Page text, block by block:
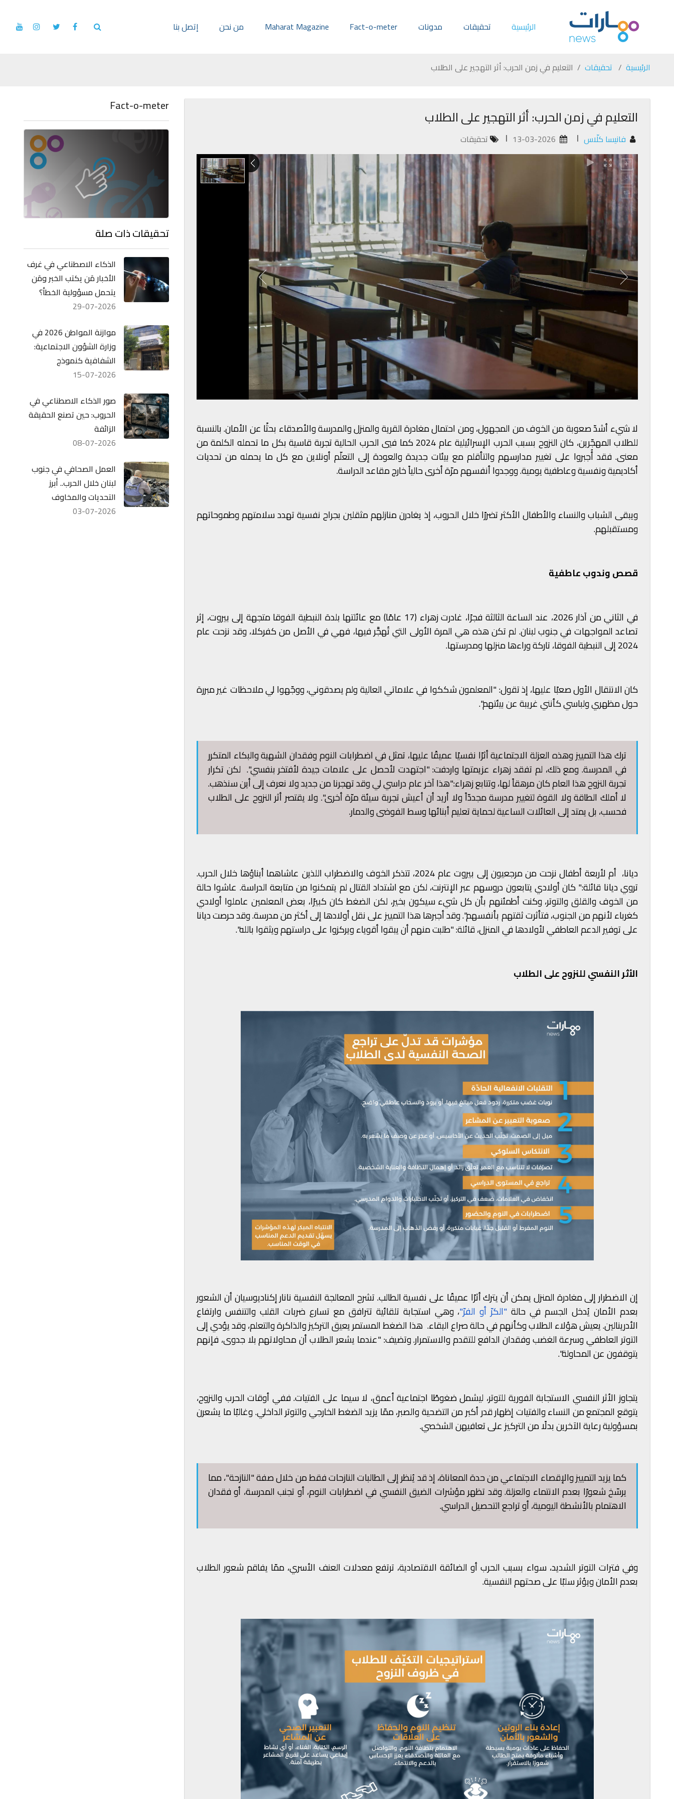
الرئيسية تحقيقات مدونات Fact-o-meter
Maharat Magazine من نحن إتصل بنا
الرئيسية تحقيقات التعليم في زمن الحرب: أثر التهجير على الطلاب
التعليم في زمن الحرب: أثر التهجير على الطلاب
فانيسا كلّاس تحقيقات
لا شيء أشدّ صعوبة من الخوف من المجهول، ومن احتمال مغادرة القرية والمنزل والمدرسة والأصدقاء بحثًا عن الأمان. بالنسبة
للطلاب المهجّرين، كان النزوح بسبب الحرب الإسرائيلية عام 2024 كما فيي الحرب الحالية تجربة قاسية بكل ما تحمله الكلمة من
معنى. فقد أُجبروا على تغيير مدارسهم والتأقلم مع بيئات جديدة والعودة إلى التعلّم أونلاين مع كل ما يحمله من تحديات
أكاديمية ونفسية وعاطفية يومية. ووجدوا أنفسهم مرّة أخرى حالياً خارج مقاعد الدراسة.
ويبقى الشباب والنساء والأطفال الأكثر تضررًا خلال الحروب، إذ يغادرن منازلهم مثقلين بجراح نفسية تهدد سلامتهم وطموحاتهم
ومستقبلهم.
قصص وندوب عاطفية
في الثاني من آذار 2026، عند الساعة الثالثة فجرًا، غادرت زهراء (17 عامًا) مع عائلتها بلدة النبطية الفوقا متجهة إلى بيروت، إثر
تصاعد المواجهات في جنوب لبنان. لم تكن هذه هي المرة الأولى التي تُهجَّر فيها، فهي في الأصل من كفركلا، وقد نزحت عام
2024 إلى النبطية الفوقا، تاركة وراءها منزلها ومدرستها.
كان الانتقال الأول صعبًا عليها، إذ تقول: "المعلمون شككوا في علاماتي العالية ولم يصدقوني، ووجّهوا لي ملاحظات غير مبررة
حول مظهري ولباسي كأنني غريبة عن بيئتهم".
ترك هذا التمييز وهذه العزلة الاجتماعية أثرًا نفسيًا عميقًا عليها، تمثل في اضطرابات النوم وفقدان الشهية والبكاء المتكرر
في المدرسة. ومع ذلك، لم تفقد زهراء عزيمتها واردفت: "اجتهدت لأحصل على علامات جيدة لأفتخر بنفسي". لكن تكرار
تجربة النزوح هذا العام كان مرهقاً لها، وتتابع زهراء:"هذا آخر عام دراسي لي وقد تهجرنا من جديد ولا نعرف إلى أين سنذهب.
لا أملك الطاقة ولا القوة لتغيير مدرسة مجددّاً ولا أريد أن أعيش تجربة سيئة مرّة أخرى". ولا يقتصر أثر النزوح على الطلاب
فحسب، بل يمتد إلى العائلات الساعية لحماية تعليم أبنائها وسط الفوضى والدمار.
ديانا، أم لأربعة أطفال نزحت من مرجعيون إلى بيروت عام 2024، تتذكر الخوف والاضطراب اللذين عاشاهما أبناؤها خلال الحرب.
تروي ديانا قائلة:" كان أولادي يتابعون دروسهم عبر الإنترنت، لكن مع اشتداد القتال لم يتمكنوا من متابعة الدراسة. عاشوا حالة
من الخوف والقلق والتوتر، وكنت أطمئنهم بأن كل شيء سيكون بخير، لكن الضغط كان كبيرًا، بعض المعلمين عاملوا أولادي
كغرباء لأنهم من الجنوب، فتأثرت ثقتهم بأنفسهم". وقد أجبرها هذا التمييز على نقل أولادها إلى أكثر من مدرسة. وقد حرصت ديانا
على توفير الدعم العاطفي لأولادها في المنزل، قائلة: "طلبت منهم أن يبقوا أقوياء ويركزوا على دراستهم ويثقوا بالله".
الأثر النفسي للنزوح على الطلاب
إن الاضطرار إلى مغادرة المنزل يمكن أن يترك أثرًا عميقًا على نفسية الطالب. تشرح المعالجة النفسية نانار إكناديوسيان أن الشعور
بعدم الأمان يُدخل الجسم في حالة "الكرّ أو الفرّ"، وهي استجابة تلقائية تترافق مع تسارع ضربات القلب والتنفس وارتفاع
الأدرينالين. يعيش هؤلاء الطلاب وكأنهم في حالة صراع البقاء. هذا الضغط المستمر يعيق التركيز والذاكرة والتعلم، وقد يؤدي إلى
التوتر العاطفي وسرعة الغضب وفقدان الدافع للتقدم والاستمرار. وتضيف: "عندما يشعر الطلاب أن محاولاتهم بلا جدوى، فإنهم
يتوقفون عن المحاولة".
يتجاوز الأثر النفسي الاستجابة الفورية للتوتر، ليشمل ضغوطًا اجتماعية أعمق، لا سيما على الفتيات. ففي أوقات الحرب والنزوح،
يتوقع المجتمع من النساء والفتيات إظهار قدر أكبر من التضحية والصبر، ممّا يزيد الضغط الخارجي والتوتر الداخلي. وغالبًا ما يشعرن
بمسؤولية رعاية الآخرين بدلًا من التركيز على تعافيهن الشخصي.
كما يزيد التمييز والإقصاء الاجتماعي من حدة المعاناة، إذ قد يُنظر إلى الطالبات النازحات فقط من خلال صفة "النازحة"، مما
يرسّخ شعورًا بعدم الانتماء والعزلة. وقد تظهر مؤشرات الضيق النفسي في اضطرابات النوم، أو تجنب المدرسة، أو فقدان
الاهتمام بالأنشطة اليومية، أو تراجع التحصيل الدراسي.
وفي فترات التوتر الشديد، سواء بسبب الحرب أو الضائقة الاقتصادية، ترتفع معدلات العنف الأسري، ممّا يفاقم شعور الطلاب
بعدم الأمان ويؤثر سلبًا على صحتهم النفسية.
Fact-o-meter
تحقيقات ذات صلة
الذكاء الاصطناعي في غرف
الأخبار مَن يكتب الخبر ومَن
يتحمل مسؤولية الخطأ؟
29-07-2026
موازنة المواطن 2026 في
وزارة الشؤون الاجتماعية:
الشفافية كنموذج
15-07-2026
صور الذكاء الاصطناعي في
الحروب: حين تصنع الحقيقة
الزائفة
08-07-2026
العمل الصحافي في جنوب
لبنان خلال الحرب.. أبرز
التحديات والمخاوف
03-07-2026